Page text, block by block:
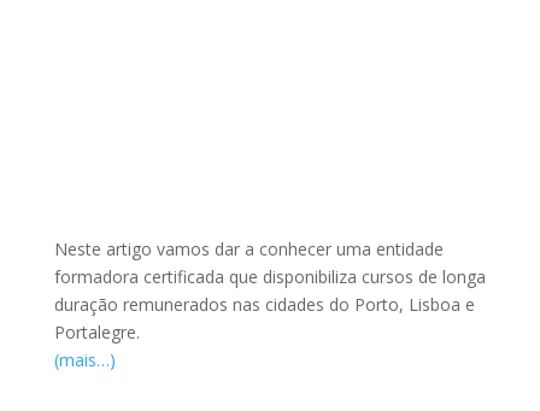
Neste artigo vamos dar a conhecer uma entidade
formadora certificada que disponibiliza cursos de longa
duração remunerados nas cidades do Porto, Lisboa e
Portalegre.
(mais…)